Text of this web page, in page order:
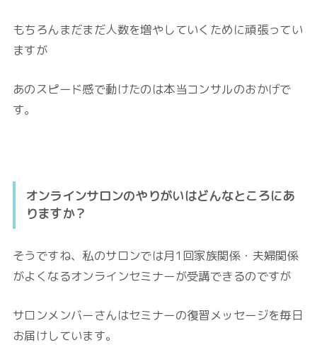
もちろんまだまだ人数を増やしていくために頑張ってい
ますが
あのスピード感で動けたのは本当コンサルのおかげで
す。
オンラインサロンのやりがいはどんなところにあ
りますか？
そうですね、私のサロンでは月1回家族関係・夫婦関係
がよくなるオンラインセミナーが受講できるのですが
サロンメンバーさんはセミナーの復習メッセージを毎日
お届けしています。